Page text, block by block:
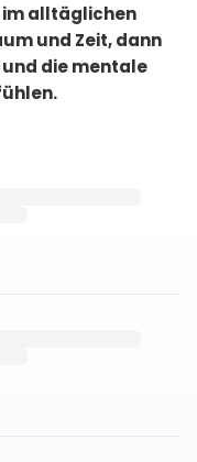
im alltäglichen
und Zeit, dann
die mentale